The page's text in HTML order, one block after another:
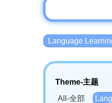
Language
Theme-主题
All-全部